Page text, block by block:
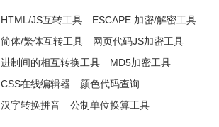
HTML/JS互转工具
ESCAPE 加密/解密工具
简体/繁体互转工具
网页代码JS加密工具
进制间的相互转换工具
MD5加密工具
CSS在线编辑器
颜色代码查询
汉字转换拼音
公制单位换算工具